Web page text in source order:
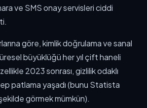
ve SMS onay servisleri ciddi
göre, kimlik doğrulama ve sanal
büyüklüğü her yıl çift haneli
2023 sonrası, gizlilik odaklı
patlama yaşadı (bunu Statista
görmek mümkün).